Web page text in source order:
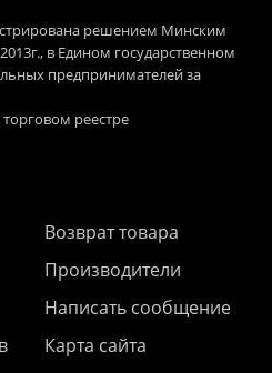
решением Минским
в Едином государственном
предпринимателей за
реестре
Возврат товара
Производители
Написать сообщение
Карта сайта